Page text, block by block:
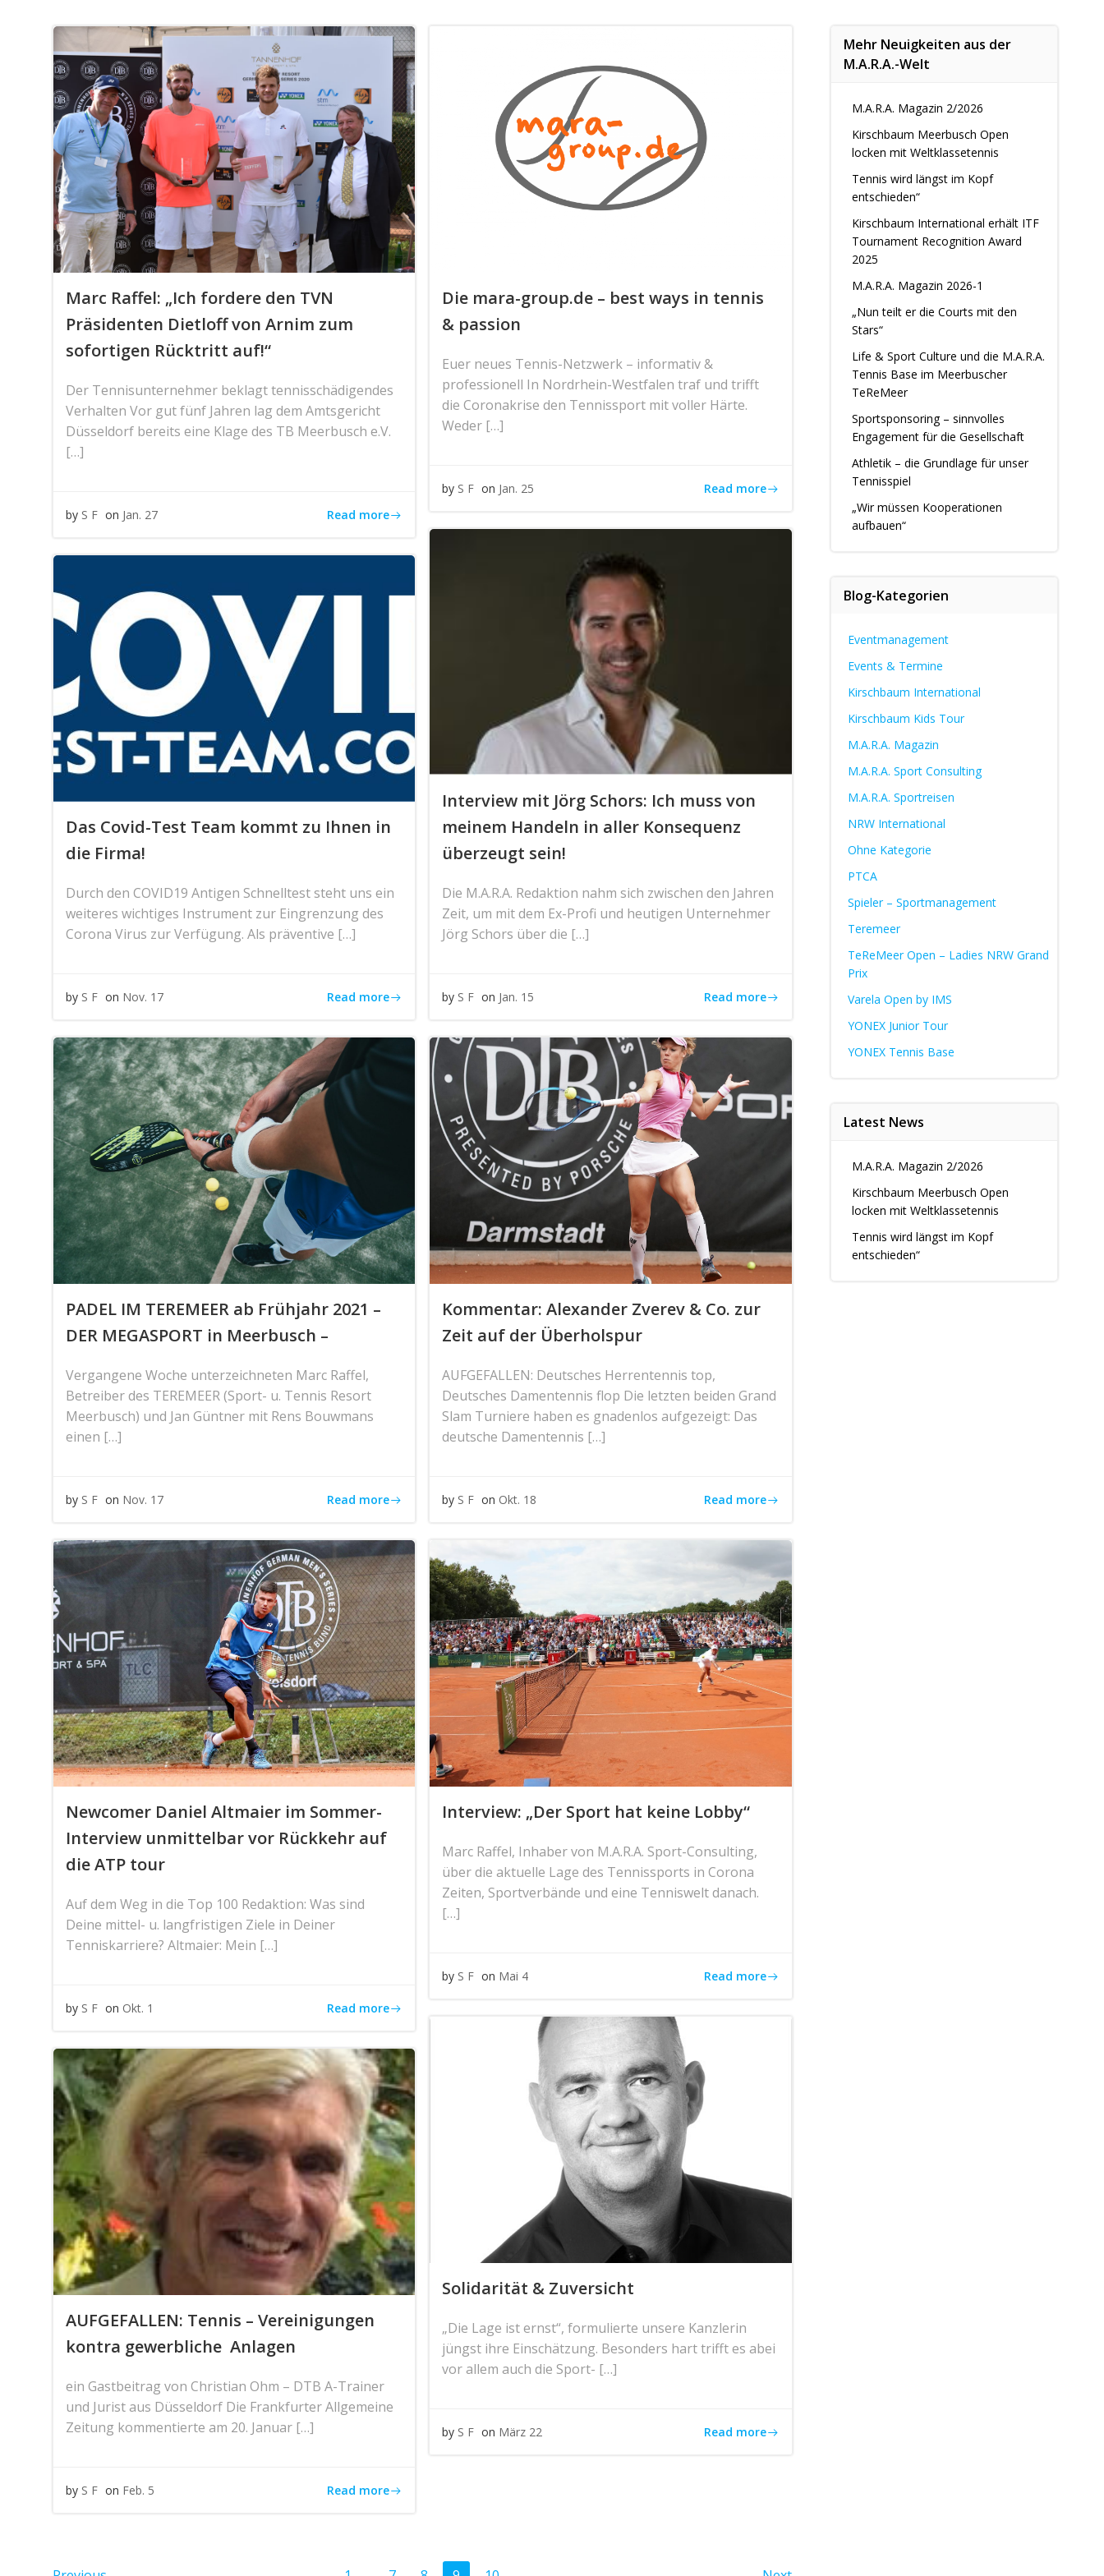
Marc Raffel: „Ich fordere den TVN
Präsidenten Dietloff von Arnim zum
sofortigen Rücktritt auf!“
Der Tennisunternehmer beklagt tennisschädigendes
Verhalten Vor gut fünf Jahren lag dem Amtsgericht
Düsseldorf bereits eine Klage des TB Meerbusch e.V.
[…]
by S F on Jan. 27 Read more
Die mara-group.de – best ways in tennis
& passion
Euer neues Tennis-Netzwerk – informativ &
professionell In Nordrhein-Westfalen traf und trifft
die Coronakrise den Tennissport mit voller Härte.
Weder […]
by S F on Jan. 25 Read more
Interview mit Jörg Schors: Ich muss von
meinem Handeln in aller Konsequenz
überzeugt sein!
Die M.A.R.A. Redaktion nahm sich zwischen den Jahren
Zeit, um mit dem Ex-Profi und heutigen Unternehmer
Jörg Schors über die […]
by S F on Jan. 15 Read more
Das Covid-Test Team kommt zu Ihnen in
die Firma!
Durch den COVID19 Antigen Schnelltest steht uns ein
weiteres wichtiges Instrument zur Eingrenzung des
Corona Virus zur Verfügung. Als präventive […]
by S F on Nov. 17 Read more
PADEL IM TEREMEER ab Frühjahr 2021 –
DER MEGASPORT in Meerbusch –
Vergangene Woche unterzeichneten Marc Raffel,
Betreiber des TEREMEER (Sport- u. Tennis Resort
Meerbusch) und Jan Güntner mit Rens Bouwmans
einen […]
by S F on Nov. 17 Read more
Kommentar: Alexander Zverev & Co. zur
Zeit auf der Überholspur
AUFGEFALLEN: Deutsches Herrentennis top,
Deutsches Damentennis flop Die letzten beiden Grand
Slam Turniere haben es gnadenlos aufgezeigt: Das
deutsche Damentennis […]
by S F on Okt. 18 Read more
Newcomer Daniel Altmaier im Sommer-
Interview unmittelbar vor Rückkehr auf
die ATP tour
Auf dem Weg in die Top 100 Redaktion: Was sind
Deine mittel- u. langfristigen Ziele in Deiner
Tenniskarriere? Altmaier: Mein […]
by S F on Okt. 1 Read more
Interview: „Der Sport hat keine Lobby“
Marc Raffel, Inhaber von M.A.R.A. Sport-Consulting,
über die aktuelle Lage des Tennissports in Corona
Zeiten, Sportverbände und eine Tenniswelt danach.
[…]
by S F on Mai 4 Read more
Solidarität & Zuversicht
„Die Lage ist ernst“, formulierte unsere Kanzlerin
jüngst ihre Einschätzung. Besonders hart trifft es abei
vor allem auch die Sport- […]
by S F on März 22 Read more
AUFGEFALLEN: Tennis – Vereinigungen
kontra gewerbliche Anlagen
ein Gastbeitrag von Christian Ohm – DTB A-Trainer
und Jurist aus Düsseldorf Die Frankfurter Allgemeine
Zeitung kommentierte am 20. Januar […]
by S F on Feb. 5 Read more
Mehr Neuigkeiten aus der
M.A.R.A.-Welt
M.A.R.A. Magazin 2/2026
Kirschbaum Meerbusch Open
locken mit Weltklassetennis
Tennis wird längst im Kopf
entschieden“
Kirschbaum International erhält ITF
Tournament Recognition Award
2025
M.A.R.A. Magazin 2026-1
„Nun teilt er die Courts mit den
Stars“
Life & Sport Culture und die M.A.R.A.
Tennis Base im Meerbuscher
TeReMeer
Sportsponsoring – sinnvolles
Engagement für die Gesellschaft
Athletik – die Grundlage für unser
Tennisspiel
„Wir müssen Kooperationen
aufbauen“
Blog-Kategorien
Eventmanagement
Events & Termine
Kirschbaum International
Kirschbaum Kids Tour
M.A.R.A. Magazin
M.A.R.A. Sport Consulting
M.A.R.A. Sportreisen
NRW International
Ohne Kategorie
PTCA
Spieler – Sportmanagement
Teremeer
TeReMeer Open – Ladies NRW Grand
Prix
Varela Open by IMS
YONEX Junior Tour
YONEX Tennis Base
Latest News
M.A.R.A. Magazin 2/2026
Kirschbaum Meerbusch Open
locken mit Weltklassetennis
Tennis wird längst im Kopf
entschieden“